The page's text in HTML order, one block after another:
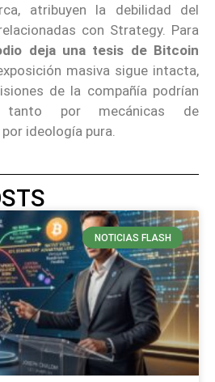
atribuyen la debilidad del
con Strategy. Para
deja una tesis de Bitcoin
masiva sigue intacta,
de la compañía podrían
tanto por mecánicas de
ideología pura.
NOTICIAS FLASH